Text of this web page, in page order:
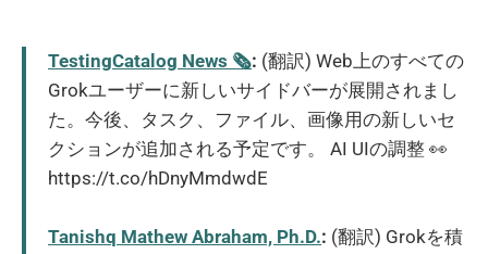
TestingCatalog News 🗞: (翻訳) Web上のすべての
Grokユーザーに新しいサイドバーが展開されまし
た。今後、タスク、ファイル、画像用の新しいセ
クションが追加される予定です。 AI UIの調整 👀
https://t.co/hDnyMmdwdE
Tanishq Mathew Abraham, Ph.D.: (翻訳) Grokを積